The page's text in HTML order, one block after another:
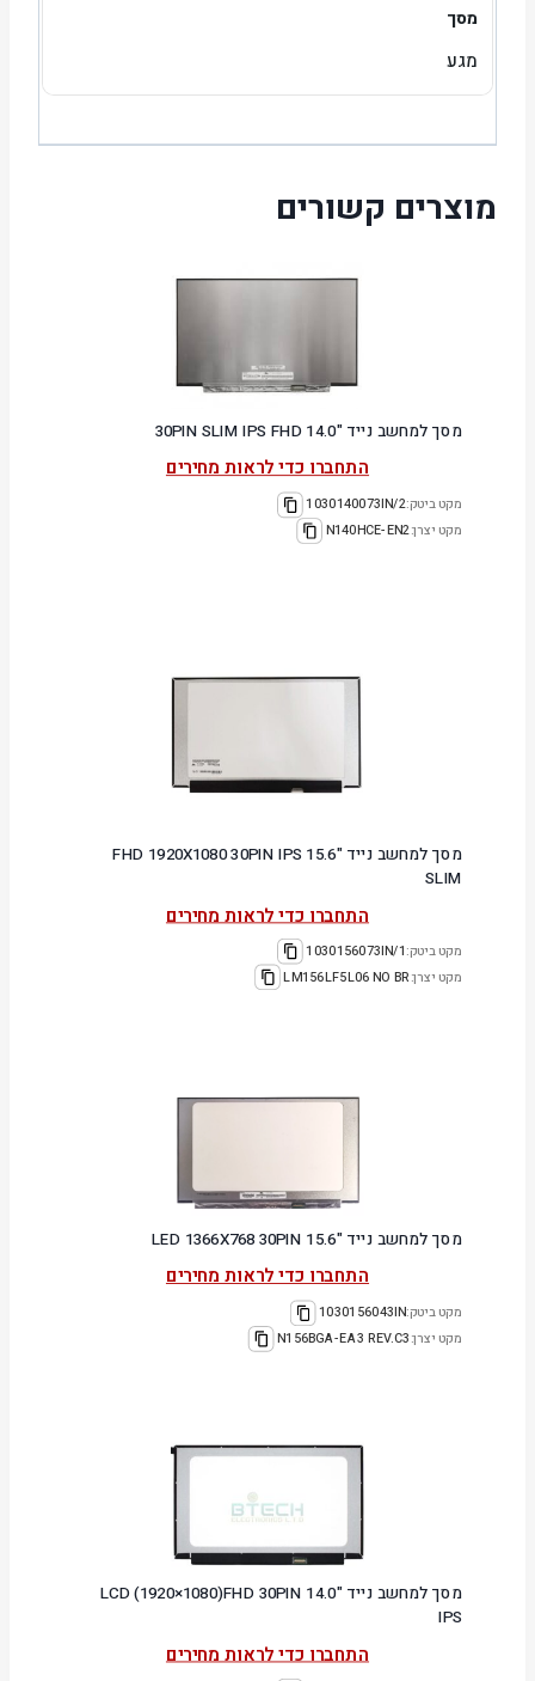
מסך
מגע
מוצרים קשורים
מסך למחשב נייד "14.0 30PIN SLIM IPS FHD
התחברו כדי לראות מחירים
מקט ביטק:1030140073IN/2
מקט יצרן:N140HCE-EN2
מסך למחשב נייד "15.6 FHD 1920X1080 30PIN IPS
SLIM
התחברו כדי לראות מחירים
מקט ביטק:1030156073IN/1
מקט יצרן:LM156LF5L06 NO BR
מסך למחשב נייד "15.6 LED 1366X768 30PIN
התחברו כדי לראות מחירים
מקט ביטק:1030156043IN
מקט יצרן:N156BGA-EA3 REV.C3
מסך למחשב נייד "14.0 LCD (1920×1080)FHD 30PIN
IPS
התחברו כדי לראות מחירים